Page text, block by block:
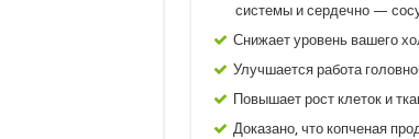
системы и сердечно —
Снижает уровень вашего
Улучшается работа
Повышает рост клеток и
Доказано, что копченая